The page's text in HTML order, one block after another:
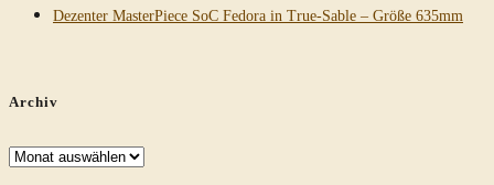
Dezenter MasterPiece SoC Fedora in True-Sable – Größe 635mm
Archiv
Archiv